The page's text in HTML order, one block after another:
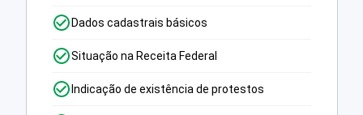
Dados cadastrais básicos
Situação na Receita Federal
Indicação de existência de protestos